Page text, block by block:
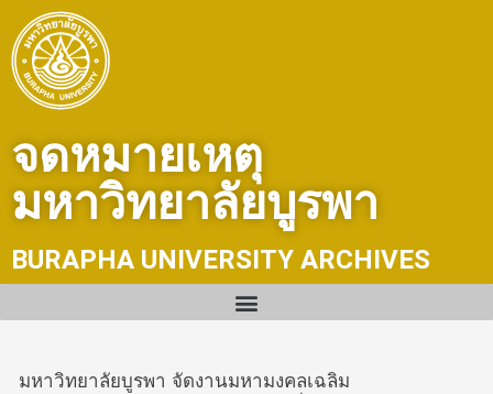
content
จดหมายเหตุ
มหาวิทยาลัยบูรพา
BURAPHA UNIVERSITY ARCHIVES
มหาวิทยาลัยบูรพา จัดงานมหามงคลเฉลิม